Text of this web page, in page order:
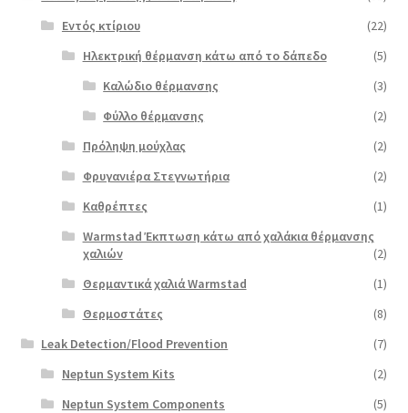
Εντός κτίριου
(22)
Ηλεκτρική θέρμανση κάτω από το δάπεδο
(5)
Καλώδιο θέρμανσης
(3)
Φύλλο θέρμανσης
(2)
Πρόληψη μούχλας
(2)
Φρυγανιέρα Στεγνωτήρια
(2)
Καθρέπτες
(1)
Warmstad Έκπτωση κάτω από χαλάκια θέρμανσης
χαλιών
(2)
Θερμαντικά χαλιά Warmstad
(1)
Θερμοστάτες
(8)
Leak Detection/Flood Prevention
(7)
Neptun System Kits
(2)
Neptun System Components
(5)